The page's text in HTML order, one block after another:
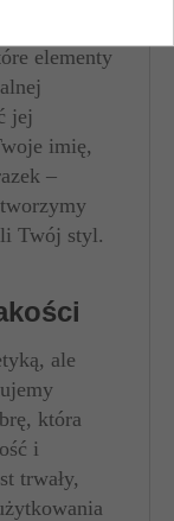
elementy
jej
imię,
–
Twój styl.
ale
która
i
trwały,